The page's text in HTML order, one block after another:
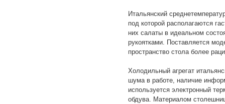
Итальянский
под которой располагаются
них салаты в идеальном
рукоятками. Поставляется
пространство стола более
Холодильный агрегат
шума в работе, наличие
используется электронный
обдува. Материалом